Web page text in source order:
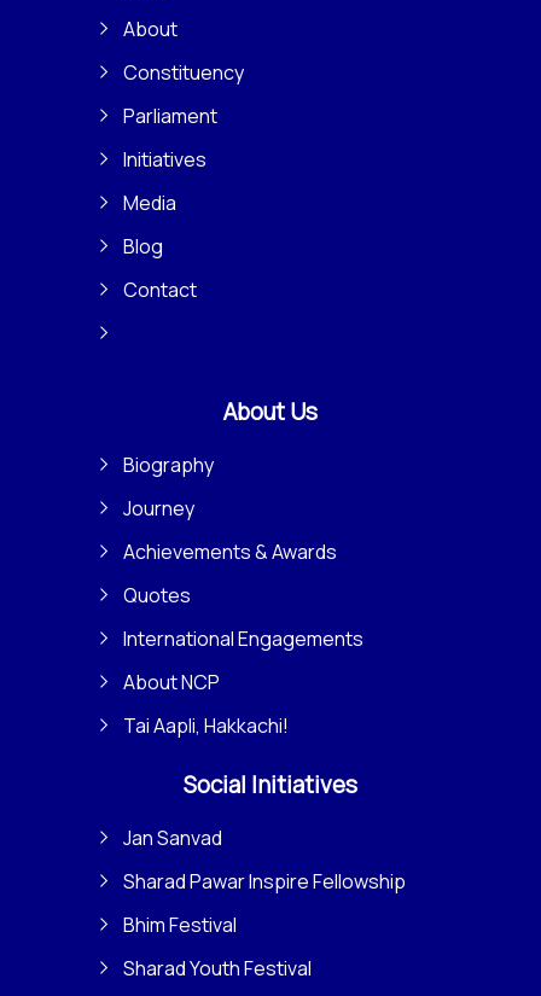
About
Constituency
Parliament
Initiatives
Media
Blog
Contact
About Us
Biography
Journey
Achievements & Awards
Quotes
International Engagements
About NCP
Tai Aapli, Hakkachi!
Social Initiatives
Jan Sanvad
Sharad Pawar Inspire Fellowship
Bhim Festival
Sharad Youth Festival